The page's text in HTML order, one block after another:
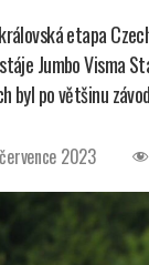
etapa
Jumbo Visma
byl po většinu
2023